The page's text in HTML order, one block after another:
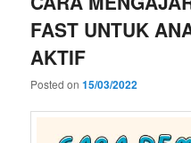
FAST UNTUK
AKTIF
Posted on15/03/2022